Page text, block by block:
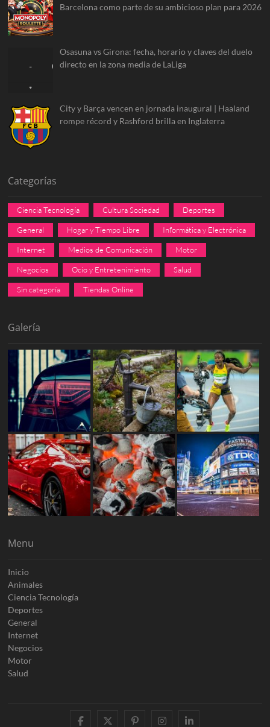
Barcelona como parte de su ambicioso plan para 2026
Osasuna vs Girona: fecha, horario y claves del duelo
directo en la zona media de LaLiga
City y Barça vencen en jornada inaugural | Haaland
rompe récord y Rashford brilla en Inglaterra
Categorías
Ciencia Tecnología Cultura Sociedad Deportes
General Hogar y Tiempo Libre Informática y Electrónica
Internet Medios de Comunicación Motor
Negocios Ocio y Entretenimiento Salud
Sin categoría Tiendas Online
Galería
Menu
Inicio
Animales
Ciencia Tecnología
Deportes
General
Internet
Negocios
Motor
Salud
facebooktwitter
pinterestinstagram
linkedin